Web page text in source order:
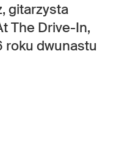
gitarzysta
The Drive-In,
roku dwunastu